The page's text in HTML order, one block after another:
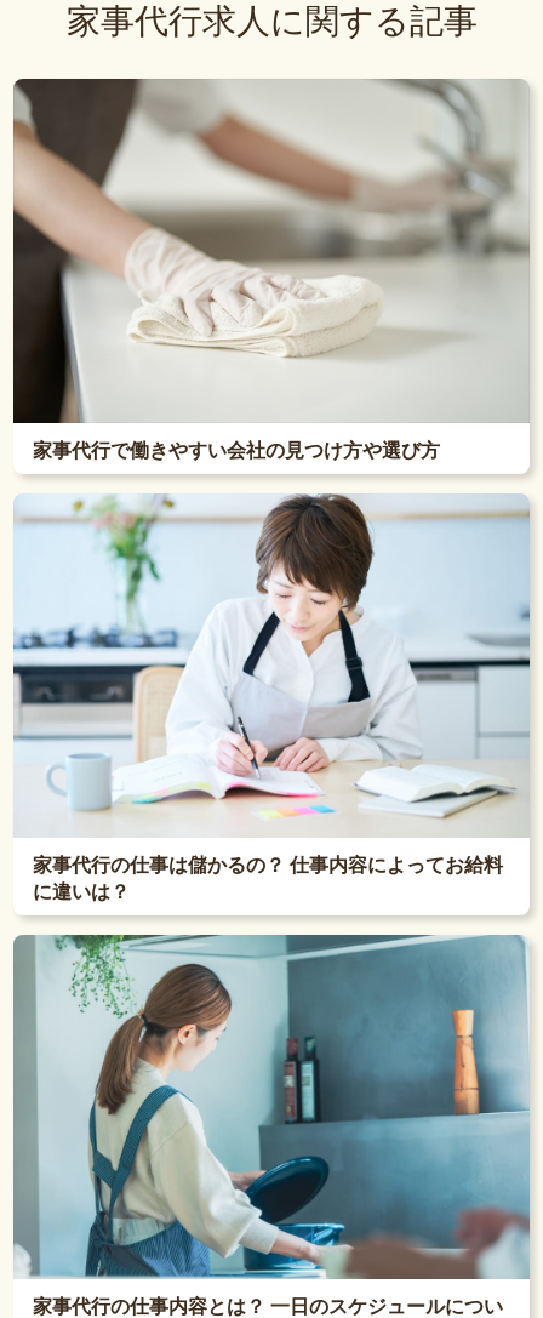
家事代行求人に関する記事
家事代行で働きやすい会社の見つけ方や選び方
家事代行の仕事は儲かるの？ 仕事内容によってお給料
に違いは？
家事代行の仕事内容とは？ 一日のスケジュールについ